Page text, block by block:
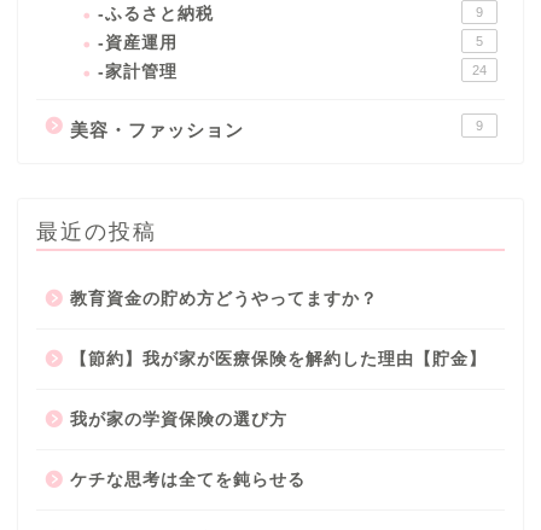
-ふるさと納税 9
-資産運用 5
-家計管理 24
美容・ファッション 9
最近の投稿
教育資金の貯め方どうやってますか？
【節約】我が家が医療保険を解約した理由【貯金】
我が家の学資保険の選び方
ケチな思考は全てを鈍らせる